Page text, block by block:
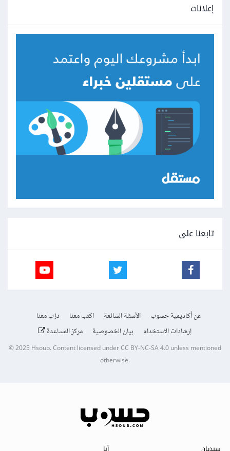
إعلانات
تابعنا على
عن أكاديمية حسوب الأسئلة الشائعة اكتب معنا
درّب معنا
إرشادات الاستخدام
بيان الخصوصية مركز المساعدة
© 2025Hsoub.Content licensed underCC BY-NC-SA 4.0unless mentioned
otherwise.